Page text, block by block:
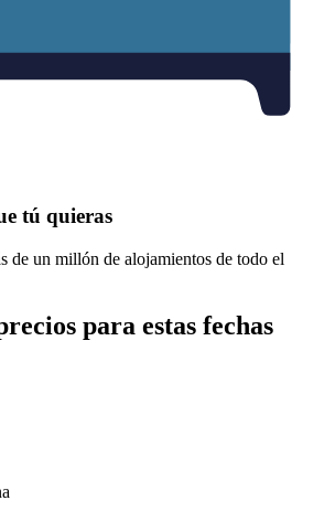
tú quieras
de un millón de alojamientos de todo el
para estas fechas